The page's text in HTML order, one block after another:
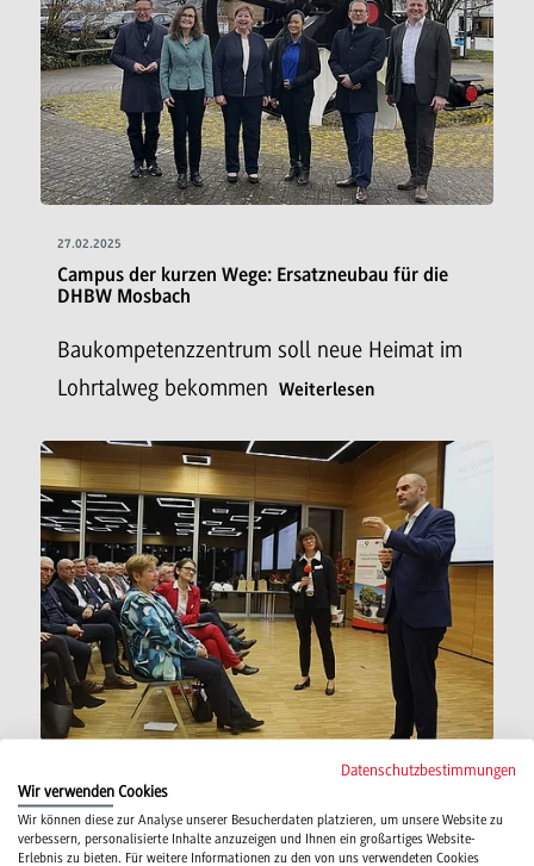
27.02.2025
Campus der kurzen Wege: Ersatzneubau für die
DHBW Mosbach
Baukompetenzzentrum soll neue Heimat im
Lohrtalweg bekommen
Weiterlesen
18.11.2024
50 Jahre duales Studium: Akademische
Jahresfeier an der DHBW Mosbach
Datenschutzbestimmungen
Wir verwenden Cookies
Wir können diese zur Analyse unserer Besucherdaten platzieren, um unsere Website zu
verbessern, personalisierte Inhalte anzuzeigen und Ihnen ein großartiges Website-
Erlebnis zu bieten. Für weitere Informationen zu den von uns verwendeten Cookies